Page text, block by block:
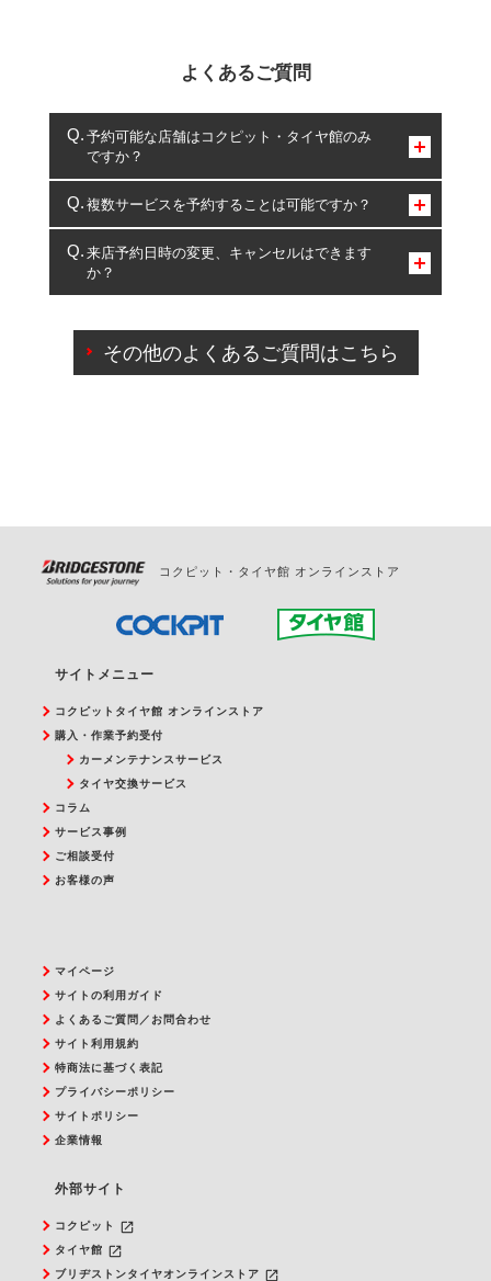
よくあるご質問
予約可能な店舗はコクピット・タイヤ館のみ
ですか？
コクピット・タイヤ館のみとなります。
複数サービスを予約することは可能ですか？
複数サービスのご予約は可能です。
一部の商品・サービスの組み合わせに限り、同時にご予約が
出来ないものもございます。
来店予約日時の変更、キャンセルはできます
か？
ご来店予約日の3営業日前を過ぎている場合のご予約
の日時変更につきましては、直接ご予約の店舗まで
その他のよくあるご質問はこちら
コクピット・タイヤ館 オンラインストア
サイトメニュー
コクピットタイヤ館 オンラインストア
購入・作業予約受付
カーメンテナンスサービス
タイヤ交換サービス
コラム
サービス事例
ご相談受付
お客様の声
マイページ
サイトの利用ガイド
よくあるご質問／お問合わせ
サイト利用規約
特商法に基づく表記
プライバシーポリシー
サイトポリシー
企業情報
外部サイト
コクピット launch
タイヤ館 launch
ブリヂストンタイヤオンラインストア launch